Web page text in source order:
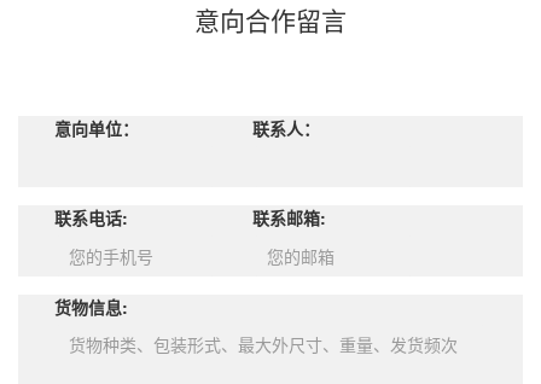
意向合作留言
意向单位： 联系人：
联系电话: 联系邮箱:
货物信息: